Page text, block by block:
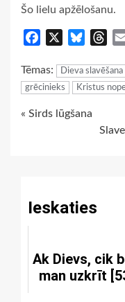
Šo lielu apžēlošanu.
Facebook Bluesky
Tēmas: Dieva slavēšana
grēcinieks
Kristus
Continue
« Sirds lūgšana
Ieskaties
Ak Dievs, cik
man uzkrīt